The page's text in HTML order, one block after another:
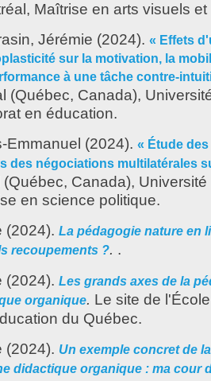
Maîtrise en arts visuels
Jérémie (2024). « Effets
sur la motivation, la
à une tâche contre-
(Québec, Canada),
en éducation.
Emmanuel (2024). « Étude
des négociations multilatérales
Canada),
en science politique.
(2024). La pédagogie nature en
recoupements ?. .
(2024). Les grands axes de la
organique. Le site de
du Québec.
(2024). Un exemple concret de
didactique organique : ma cour